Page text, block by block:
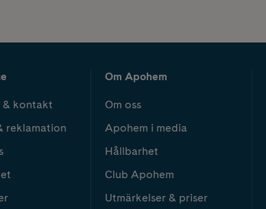
& kontakt
reklamation
Om Apohem
Om oss
Apohem i media
Hållbarhet
Club Apohem
Utmärkelser & priser